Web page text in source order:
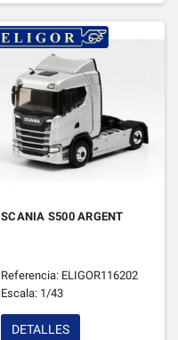
SCANIA S500 ARGENT
Referencia: ELIGOR116202
Escala: 1/43
DETALLES